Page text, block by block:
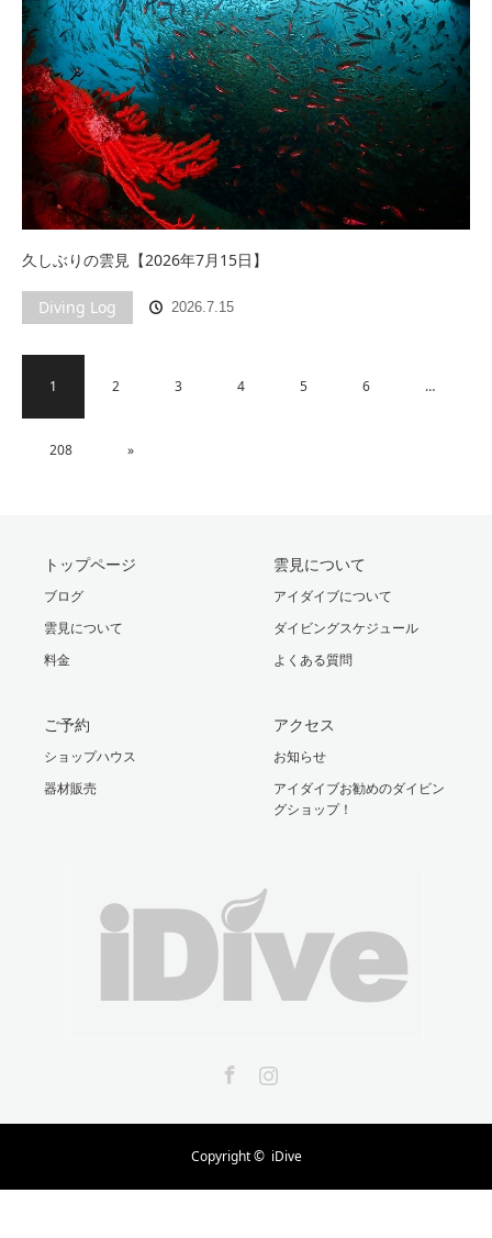
久しぶりの雲見【2026年7月15日】
Diving Log 2026.7.15
1 2 3 4 5 6 …
208 »
トップページ
ブログ
雲見について
料金
雲見について
アイダイブについて
ダイビングスケジュール
よくある質問
ご予約
ショップハウス
器材販売
アクセス
お知らせ
アイダイブお勧めのダイビン
グショップ！
Copyright © iDive